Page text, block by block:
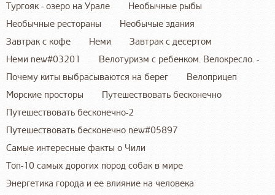
Тургояк - озеро на Урале
Необычные рыбы
Необычные рестораны
Необычые здания
Завтрак с кофе
Неми
Завтрак с десертом
Неми new#03201
Велотуризм с ребенком. Велокресло. -
Почему киты выбрасываются на берег
Велоприцеп
Морские просторы
Путешествовать бесконечно
Путешествовать бесконечно-2
Путешествовать бесконечно new#05897
Самые интересные факты о Чили
Топ-10 самых дорогих пород собак в мире
Энергетика города и ее влияние на человека